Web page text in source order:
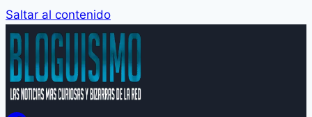
Saltar al contenido